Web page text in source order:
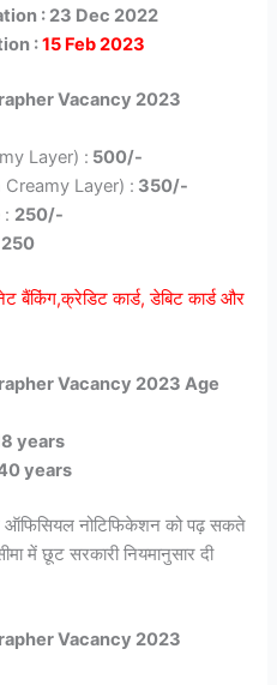
: 23 Dec 2022
:15 Feb 2023
Vacancy 2023
Layer) : 500/-
Layer) : 350/-
: 250/-
250
कार्ड, डेबिट कार्ड और
Vacancy 2023 Age
years
years
ऑफिसियल नोटिफिकेशन को पढ़ सकते
में छूट सरकारी नियमानुसार दी
Vacancy 2023